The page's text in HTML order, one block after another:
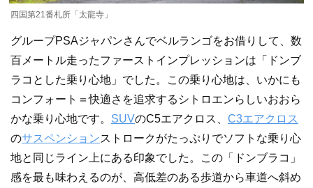
四国第21番札所「太龍寺」
グループPSAジャパンさんでベルランゴをお借りして、数
百メートル走ったファーストインプレッションは「ドンブ
ラコとした乗り心地」でした。この乗り心地は、いかにも
コンフォート＝快適さを追求するシトロエンらしいおおら
かな乗り心地です。 SUVのC5エアクロス、 C3エアクロス
のサスペンションストロークがたっぷりでソフトな乗り心
地と同じライン上にある印象でした。この「ドンブラコ」
感を最も味わえるのが、高低差のある歩道から車道へ斜め